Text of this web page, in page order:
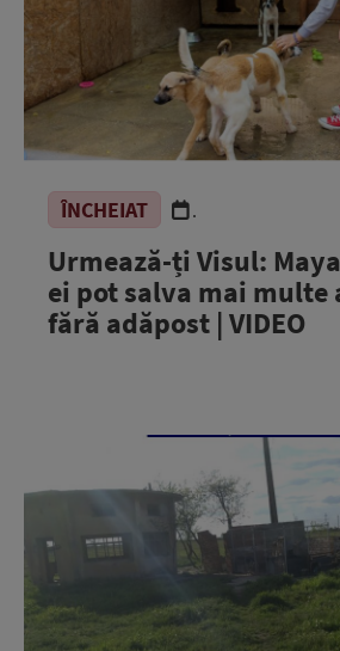
ÎNCHEIAT .
Urmează-ți Visul:
ei pot salva mai multe
fără adăpost | VIDEO